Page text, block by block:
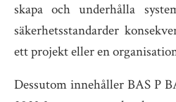
skapa och underhålla
säkerhetsstandarder
ett projekt eller en
Dessutom innehåller BAS P